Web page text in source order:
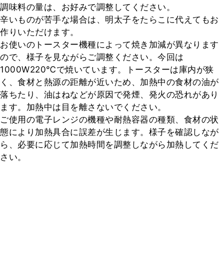
調味料の量は、お好みで調整してください。
辛いものが苦手な場合は、明太子をたらこに代えてもお
作りいただけます。
お使いのトースター機種によって焼き加減が異なります
ので、様子を見ながらご調整ください。今回は
1000W220℃で焼いています。トースターは庫内が狭
く、食材と熱源の距離が近いため、加熱中の食材の油が
落ちたり、油はねなどが原因で発煙、発火の恐れがあり
ます。加熱中は目を離さないでください。
ご使用の電子レンジの機種や耐熱容器の種類、食材の状
態により加熱具合に誤差が生じます。様子を確認しなが
ら、必要に応じて加熱時間を調整しながら加熱してくだ
さい。